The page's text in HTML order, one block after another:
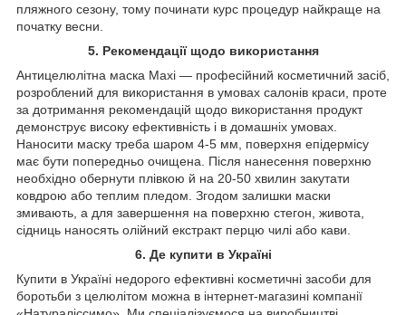
пляжного сезону, тому починати курс процедур найкраще на
початку весни.
5. Рекомендації щодо використання
Антицелюлітна маска Maxi — професійний косметичний засіб,
розроблений для використання в умовах салонів краси, проте
за дотримання рекомендацій щодо використання продукт
демонструє високу ефективність і в домашніх умовах.
Наносити маску треба шаром 4-5 мм, поверхня епідермісу
має бути попередньо очищена. Після нанесення поверхню
необхідно обернути плівкою й на 20-50 хвилин закутати
ковдрою або теплим пледом. Згодом залишки маски
змивають, а для завершення на поверхню стегон, живота,
сідниць наносять олійний екстракт перцю чилі або кави.
6. Де купити в Україні
Купити в Україні недорого ефективні косметичні засоби для
боротьби з целюлітом можна в інтернет-магазині компанії